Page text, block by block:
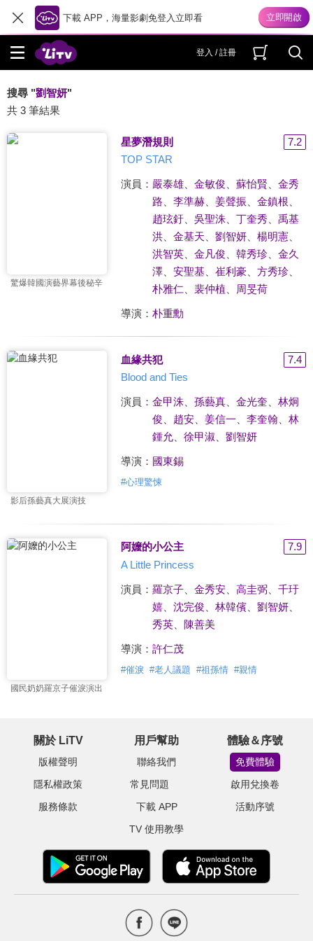
下載 APP，海量影劇免登入立即看
登入 / 註冊
搜尋 "劉智妍"
共 3 筆結果
驚爆韓國演藝界幕後秘辛
星夢潛規則
7.2
TOP STAR
演員： 嚴泰雄、 金敏俊 蘇怡賢
金秀
路
李準赫、 姜聲振 金鎮根
趙玹釪、 吳聖洙、 丁奎秀
禹基
洪、 金基天 劉智妍、 楊明憲、
洪智英、 金凡俊 韓秀珍、 金久
澤、 安聖基、 崔利豪 方秀珍、
朴雅仁
裴仲植 周旻荷
導演： 朴重勳
影后孫藝真大展演技
血緣共犯
7.4
Blood and Ties
演員： 金甲洙、 孫藝真、 金光奎
林炯
俊
趙安、 姜信一 李奎翰
林
鍾允、 徐甲淑 劉智妍
導演： 國東錫
#心理驚悚
國民奶奶羅京子催淚演出
阿嬤的小公主
7.9
A Little Princess
演員： 羅京子、 金秀安、 高圭弼、 千玗
嬉、 沈完俊 林韓儐、 劉智妍、
秀英、 陳善美
導演： 許仁茂
#催淚 #老人議題 #祖孫情 #親情
關於 LiTV
版權聲明
隱私權政策
服務條款
用戶幫助
聯絡我們
常見問題
下載 APP
TV 使用教學
體驗＆序號
免費體驗
啟用兌換卷
活動序號